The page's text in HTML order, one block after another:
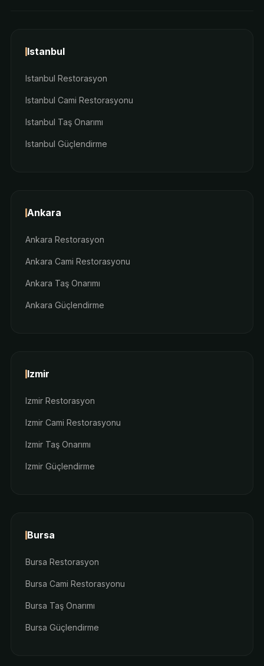
Istanbul
Istanbul Restorasyon
Istanbul Cami Restorasyonu
Istanbul Taş Onarımı
Istanbul Güçlendirme
Ankara
Ankara Restorasyon
Ankara Cami Restorasyonu
Ankara Taş Onarımı
Ankara Güçlendirme
Izmir
Izmir Restorasyon
Izmir Cami Restorasyonu
Izmir Taş Onarımı
Izmir Güçlendirme
Bursa
Bursa Restorasyon
Bursa Cami Restorasyonu
Bursa Taş Onarımı
Bursa Güçlendirme